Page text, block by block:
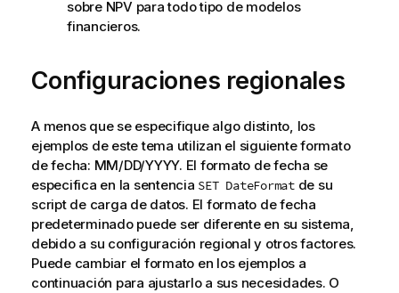
sobre NPV para todo tipo de modelos
financieros.
Configuraciones regionales
A menos que se especifique algo distinto, los
ejemplos de este tema utilizan el siguiente formato
de fecha: MM/DD/YYYY. El formato de fecha se
especifica en la sentencia SET DateFormatde su
script de carga de datos. El formato de fecha
predeterminado puede ser diferente en su sistema,
debido a su configuración regional y otros factores.
Puede cambiar el formato en los ejemplos a
continuación para ajustarlo a sus necesidades. O